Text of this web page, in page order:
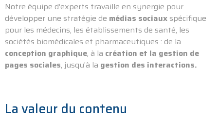
Notre équipe d’experts travaille en synergie pour
développer une stratégie de médias sociaux spécifique
pour les médecins, les établissements de santé, les
sociétés biomédicales et pharmaceutiques : de la
conception graphique, à la création et la gestion de
pages sociales, jusqu’à la gestion des interactions.
La valeur du contenu